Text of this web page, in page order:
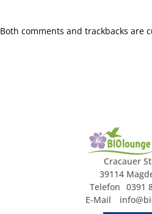
Both comments and trackbacks are
Cracauer
39114
Telefon 0391
E-Mail